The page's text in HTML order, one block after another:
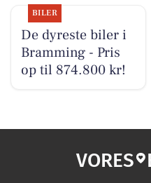
BILER
De dyreste biler i
Bramming - Pris
op til 874.800 kr!
VORES